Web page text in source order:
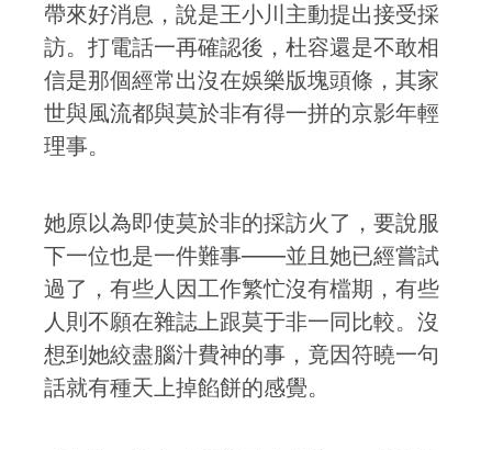
帶來好消息，說是王小川主動提出接受採
訪。打電話一再確認後，杜容還是不敢相
信是那個經常出沒在娛樂版塊頭條，其家
世與風流都與莫於非有得一拼的京影年輕
理事。
她原以為即使莫於非的採訪火了，要說服
下一位也是一件難事——並且她已經嘗試
過了，有些人因工作繁忙沒有檔期，有些
人則不願在雜誌上跟莫于非一同比較。沒
想到她絞盡腦汁費神的事，竟因符曉一句
話就有種天上掉餡餅的感覺。